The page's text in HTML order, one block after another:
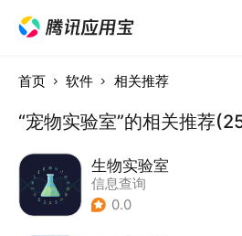
首页 软件 相关推荐
“宠物实验室”的相关推荐
生物实验室
信息查询
0.0